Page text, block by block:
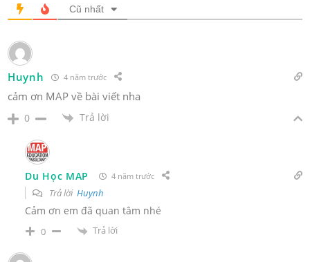
Cũ nhất
Huynh 4 năm trước
cảm ơn MAP về bài viết nha
0 Trả lời
Du Học MAP 4 năm trước
Trả lời Huynh
Cảm ơn em đã quan tâm nhé
0 Trả lời